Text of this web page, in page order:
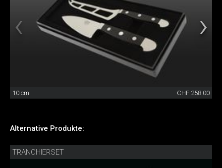
10 cm CHF 258.00
Alternative Produkte:
TRANCHIERSET